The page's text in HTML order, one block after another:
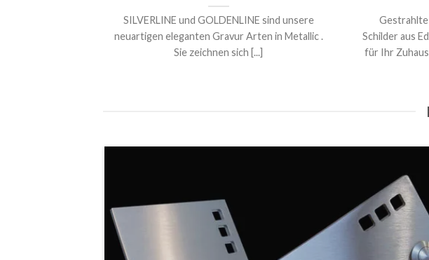
SILVERLINE und GOLDENLINE sind unsere
neuartigen eleganten Gravur Arten in Metallic .
Sie zeichnen sich [...]
Schilder aus
für Ihr